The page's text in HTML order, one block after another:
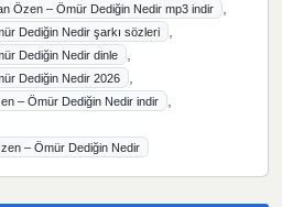
Özen – Ömür Dediğin Nedir mp3 indir
Dediğin Nedir şarkı sözleri
Dediğin Nedir dinle
Dediğin Nedir 2026
– Ömür Dediğin Nedir indir
– Ömür Dediğin Nedir